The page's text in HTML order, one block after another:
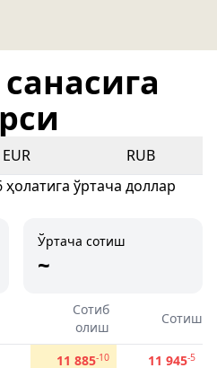
EUR
RUB
ўртача доллар
Ўртача сотиш
~
Сотиб
олиш
Сотиш
11 885-10 11 945-5